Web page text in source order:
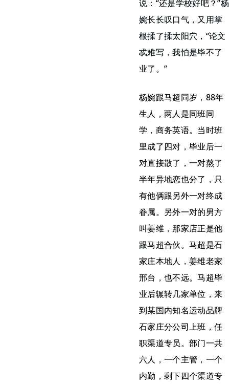
说：“还是学校好吧？”杨
婉长长叹口气，又用掌
根揉了揉太阳穴，“论文
忒难写，我怕是毕不了
业了。”
杨婉跟马超同岁，88年
生人，两人是同班同
学，商务英语。当时班
里成了四对，毕业后一
对直接散了，一对熬了
半年异地恋也分了，只
有他俩跟另外一对终成
眷属。另外一对的男方
叫姜维，那家店正是他
跟马超合伙。马超是石
家庄本地人，姜维老家
邢台，也不远。马超毕
业后辗转几家单位，来
到某国内知名运动品牌
石家庄分公司上班，任
职渠道专员。部门一共
六人，一个主管，一个
内勤，剩下四个渠道专